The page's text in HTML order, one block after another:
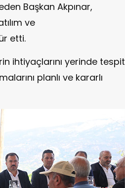
Başkan Akpınar,
ve
etti.
ihtiyaçlarını yerinde tespit
planlı ve kararlı